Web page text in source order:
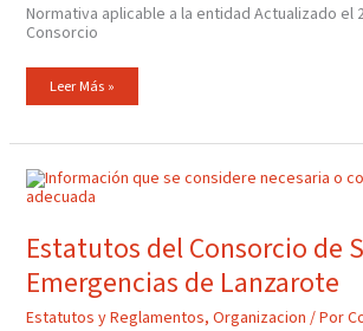
Normativa aplicable a la entidad Actualizado el
Consorcio
Leer Más »
Estatutos del Consorcio de
Emergencias de Lanzarote
Estatutos y Reglamentos, Organizacion / Por
Estatutos
Del
Consorcio
Y
Emergencias
De
Lanzarote